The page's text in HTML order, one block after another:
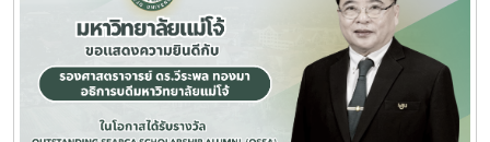
นโยบายและแผนปฏิบัติการในการขับเคลื่อนมหาวิทยาลัยไทยใน
อนาคตการเข้าร่วมประชุมในครั้งนี้มหาวิทยาลัยแม่โจ้ติดตาม
ทิศทางการเปลี่ยนแปลงของการอุดมศึกษาไทย พร้อมแลกเปลี่ยน
องค์ความรู้และสร้างความร่วมมือกับเครือข่ายสถาบันอุดมศึกษา
ทั่วประเทศ เพื่อร่วมกันพัฒนามหาวิทยาลัยไทยให้ก้าวทันการ
พระเจ้าลูกเธอ เจ้าฟ้าพัชรกิติยาภา นเรนทิราเทพยวดี กรมหลวง
ราชสาริณีสิริพัชร มหาวัชรราชธิดา ณ พระที่นั่งพิมานรัตยา
พระบรมมหาราชวังการเข้าร่วมพิธีในครั้งนี้ นับเป็นพระ
มหากรุณาธิคุณล้นเกล้าล้นกระหม่อมแก่คณะผู้บริหารมหาวิทยาลัย
สมาคมศิษย์เก่า และบุคลากร มหาวิทยาลัยแม่โจ้ที่ได้ร่วมแสดง